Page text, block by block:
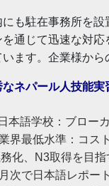
にも駐在事務所を設
を通 じて迅速な対応
ます。企業様から
なネパール人技能実
語学校：ブロー
最低水準： コス
化、N3取得を目指
次で日本語レポー